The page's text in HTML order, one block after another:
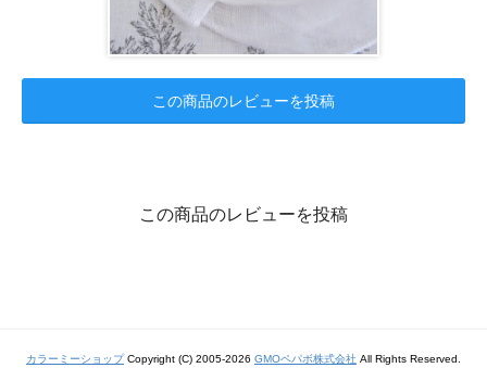
この商品のレビューを投稿
この商品のレビューを投稿
カラーミーショップCopyright (C) 2005-2026 GMOペパボ株式会社 All Rights Reserved.